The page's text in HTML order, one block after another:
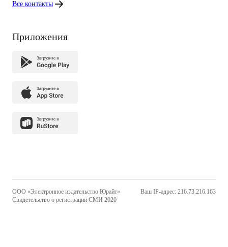
Все контакты
Приложения
ООО «Электронное издательство Юрайт»
Свидетельство о регистрации СМИ 2020
Ваш IP-адрес: 216.73.216.163